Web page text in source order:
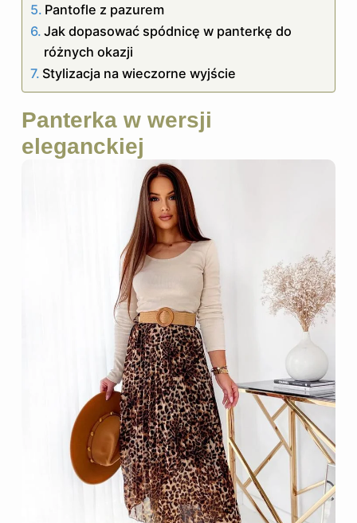
Pantofle z pazurem
Jak dopasować spódnicę w panterkę do
różnych okazji
Stylizacja na wieczorne wyjście
Panterka w wersji
eleganckiej